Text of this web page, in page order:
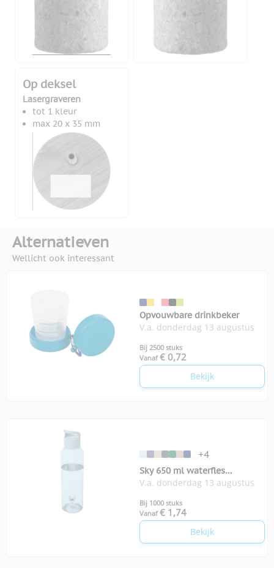
Op deksel
Lasergraveren
tot 1 kleur
max 20 x 35 mm
Alternatieven
Wellicht ook interessant
Opvouwbare drinkbeker
V.a. donderdag 13 augustus
Bij 2500 stuks
Vanaf € 0,72
Bekijk
+4
Sky 650 ml waterfles
gerecycled plastic
V.a. donderdag 13 augustus
Bij 1000 stuks
Vanaf € 1,74
Bekijk